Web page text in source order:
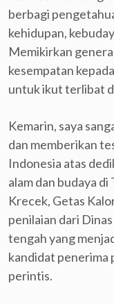
berbagi
kehidupan,
Memikirkan
kesempatan
untuk ikut terlibat
Kemarin, saya
dan memberikan
Indonesia atas
alam dan budaya
Krecek, Getas
penilaian dari
tengah yang
kandidat penerima
perintis.